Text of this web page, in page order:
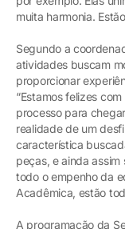
muita harmonia.
Segundo a
atividades buscam
proporcionar
“Estamos felizes
processo para
realidade de um
característica
peças, e ainda
todo o empenho da
Acadêmica, estão
A programação da